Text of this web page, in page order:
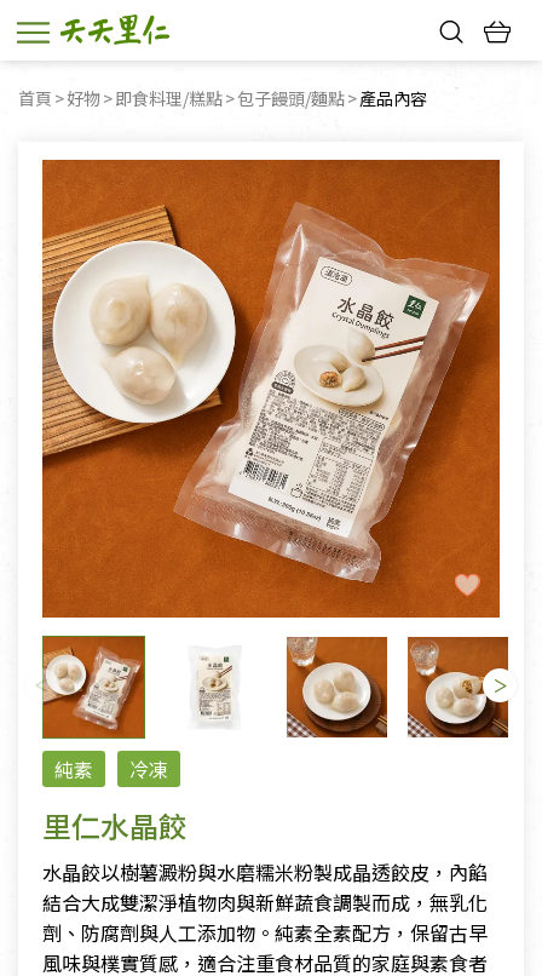
首頁 好物 即食料理/糕點 包子饅頭/麵點 目前頁面：
產品內容
純素 冷凍
里仁水晶餃
水晶餃以樹薯澱粉與水磨糯米粉製成晶透餃皮，內餡
結合大成雙潔淨植物肉與新鮮蔬食調製而成，無乳化
劑、防腐劑與人工添加物。純素全素配方，保留古早
風味與樸實質感，適合注重食材品質的家庭與素食者